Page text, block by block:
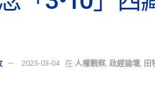
2023-03-04 在 人權觀察 ,政經論壇 田